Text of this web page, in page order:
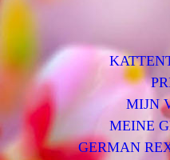
MIJN
MEINE
GERMAN